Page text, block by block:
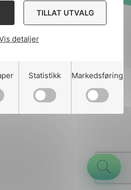
TILLAT UTVALG
detaljer
Statistikk Markedsføring